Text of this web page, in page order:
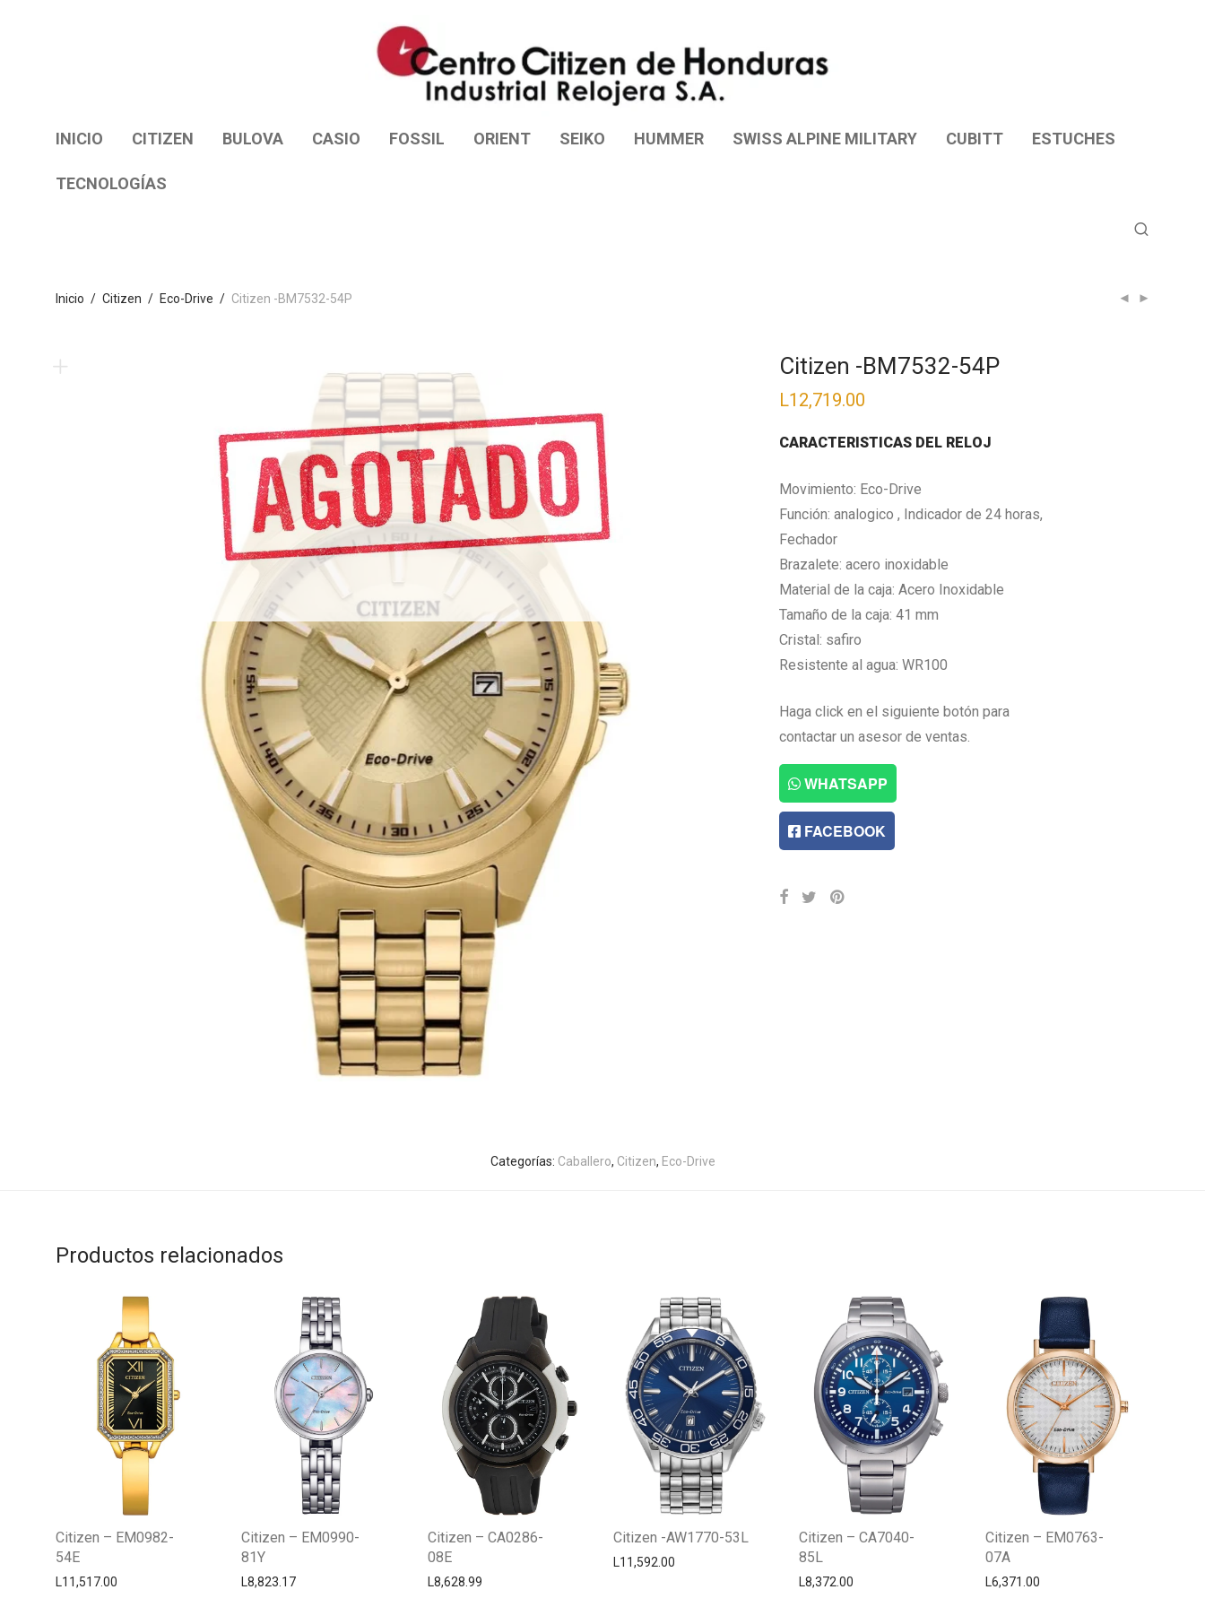
INICIO CITIZEN BULOVA CASIO FOSSIL ORIENT SEIKO HUMMER SWISS ALPINE MILITARY CUBITT ESTUCHES
TECNOLOGÍAS
Inicio / Citizen / Eco-Drive / Citizen -BM7532-54P
Citizen -BM7532-54P
L12,719.00
CARACTERISTICAS DEL RELOJ
Movimiento: Eco-Drive
Función: analogico , Indicador de 24 horas,
Fechador
Brazalete: acero inoxidable
Material de la caja: Acero Inoxidable
Tamaño de la caja: 41 mm
Cristal: safiro
Resistente al agua: WR100
Haga click en el siguiente botón para
contactar un asesor de ventas.
WHATSAPP
FACEBOOK
Categorías: Caballero, Citizen, Eco-Drive
Productos relacionados
Citizen – EM0982-
54E
L11,517.00
Citizen – EM0990-
81Y
L8,823.17
Citizen – CA0286-
08E
L8,628.99
Citizen -AW1770-53L
L11,592.00
Citizen – CA7040-
85L
L8,372.00
Citizen – EM0763-
07A
L6,371.00
Centro Citizen
Typically replies within a day